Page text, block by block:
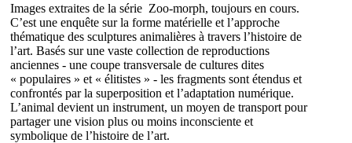
Images extraites de la série Zoo-morph, toujours en cours.
C’est une enquête sur la forme matérielle et l’approche
thématique des sculptures animalières à travers l’histoire de
l’art. Basés sur une vaste collection de reproductions
anciennes - une coupe transversale de cultures dites
« populaires » et « élitistes » - les fragments sont étendus et
confrontés par la superposition et l’adaptation numérique.
L’animal devient un instrument, un moyen de transport pour
partager une vision plus ou moins inconsciente et
symbolique de l’histoire de l’art.